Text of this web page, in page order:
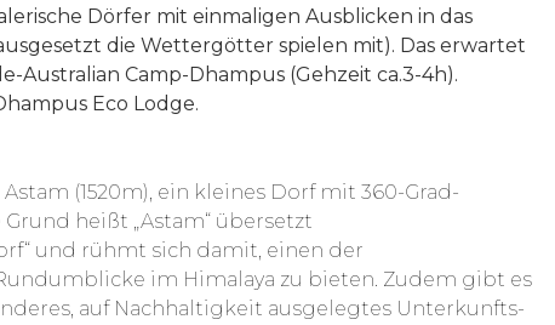
Dörfer mit einmaligen Ausblicken in das
die Wettergötter spielen mit). Das erwartet
Australian Camp-Dhampus (Gehzeit ca.3-4h).
Eco Lodge.
(1520m), ein kleines Dorf mit 360-Grad-
heißt „Astam“ übersetzt
und rühmt sich damit, einen der
im Himalaya zu bieten. Zudem gibt es
auf Nachhaltigkeit ausgelegtes Unterkunfts-